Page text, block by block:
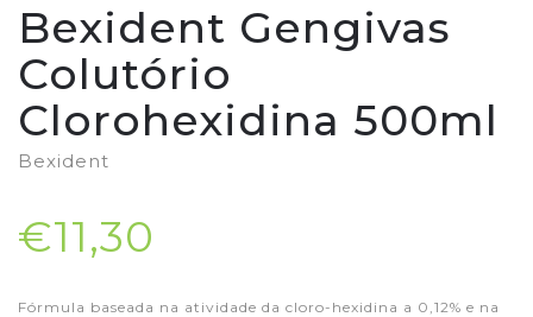
Bexident Gengivas
Colutório
Clorohexidina 500ml
Bexident
€11,30
Fórmula baseada na atividade da cloro-hexidina a 0,12% e na